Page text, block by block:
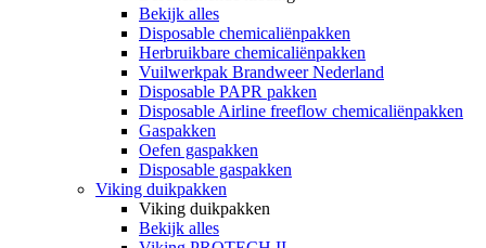
Bekijk alles
Disposable chemicaliënpakken
Herbruikbare chemicaliënpakken
Vuilwerkpak Brandweer Nederland
Disposable PAPR pakken
Disposable Airline freeflow chemicaliënpakken
Gaspakken
Oefen gaspakken
Disposable gaspakken
Viking duikpakken
Viking duikpakken
Bekijk alles